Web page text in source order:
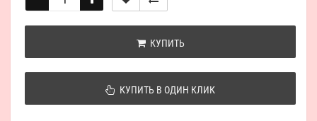
КУПИТЬ
КУПИТЬ В ОДИН КЛИК